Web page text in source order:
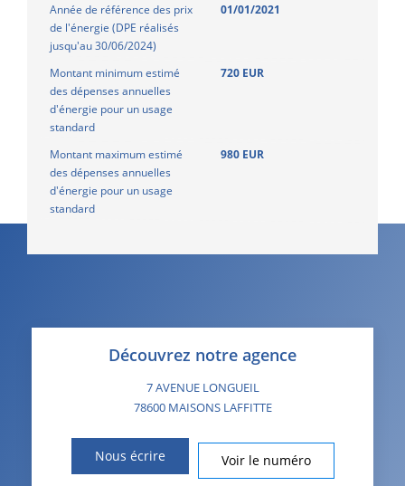
Année de référence des prix
de l'énergie (DPE réalisés
jusqu'au 30/06/2024)
01/01/2021
Montant minimum estimé
des dépenses annuelles
d'énergie pour un usage
standard
720 EUR
Montant maximum estimé
des dépenses annuelles
d'énergie pour un usage
standard
980 EUR
Découvrez notre agence
7 AVENUE LONGUEIL
78600 MAISONS LAFFITTE
Nous écrire Voir le numéro